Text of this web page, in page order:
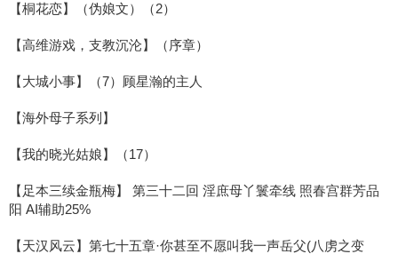
【桐花恋】（伪娘文）（2）
【高维游戏，支教沉沦】（序章）
【大城小事】（7）顾星瀚的主人
【海外母子系列】
【我的晓光姑娘】（17）
【足本三续金瓶梅】 第三十二回 淫庶母丫鬟牵线 照春宫群芳品
阳 AI辅助25%
【天汉风云】第七十五章·你甚至不愿叫我一声岳父(八虏之变